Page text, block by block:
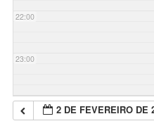
22:00
23:00
2 DE FEVEREIRO DE